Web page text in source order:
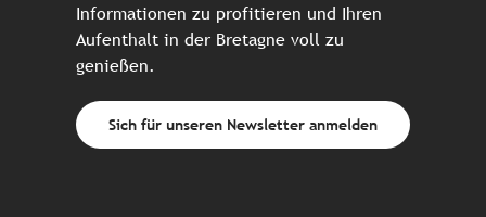
Informationen zu profitieren und Ihren
Aufenthalt in der Bretagne voll zu
genießen.
Sich für unseren Newsletter anmelden